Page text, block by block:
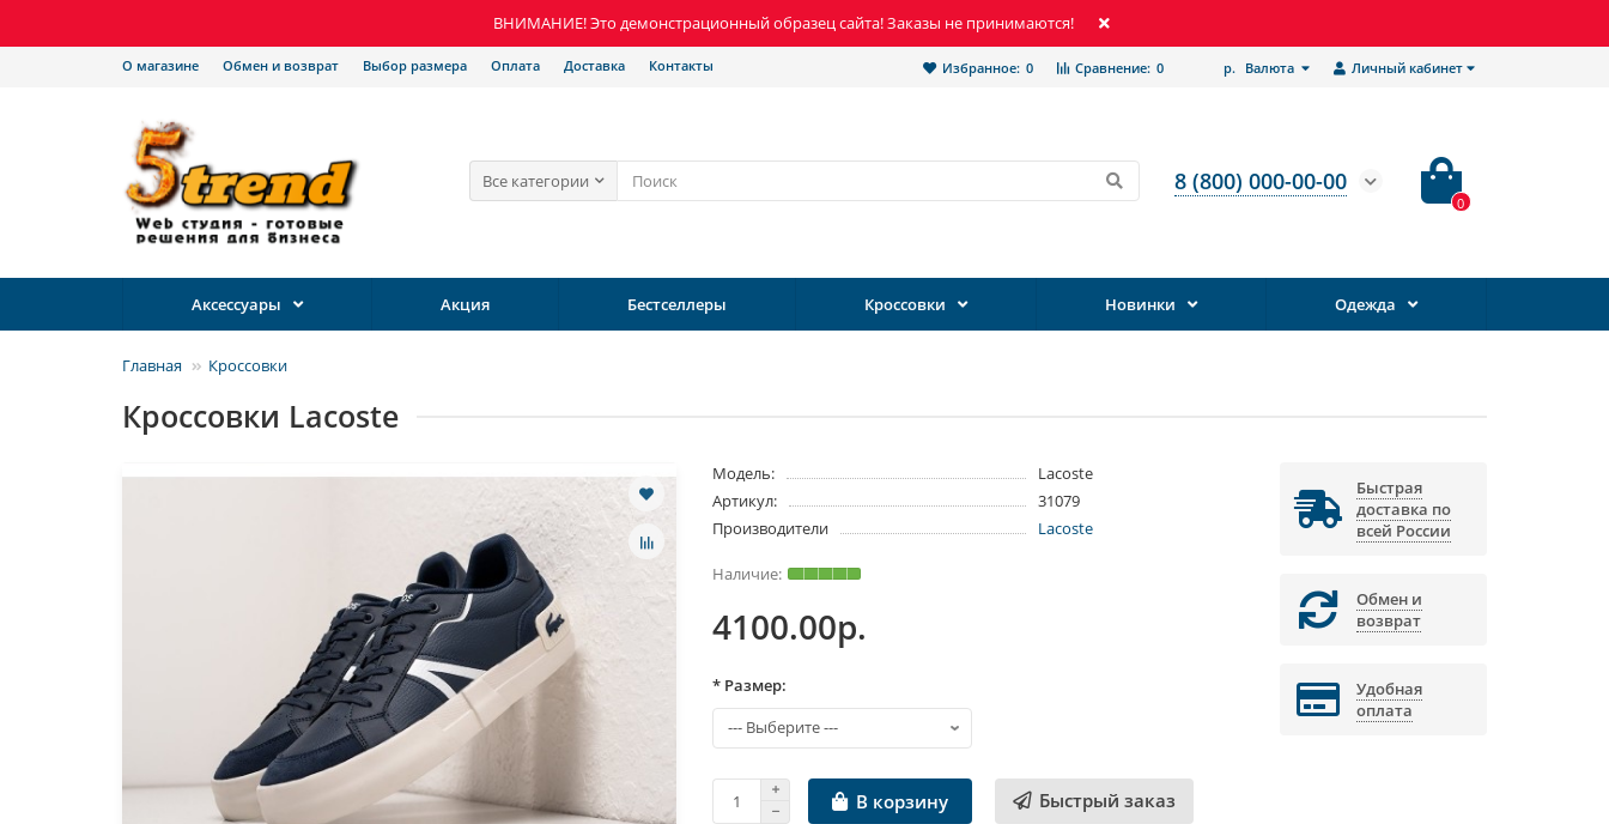
ВНИМАНИЕ! Это демонстрационный образец сайта! Заказы не принимаются!
Личный кабинет
р. Валюта
Сравнение: 0
Избранное: 0
О магазине Обмен и возврат Выбор размера Оплата Доставка Контакты
Все категории 8 (800) 000-00-00
0
Аксессуары Акция Бестселлеры Кроссовки Новинки Одежда
Главная Кроссовки
Кроссовки Lacoste
Модель:
Lacoste
Артикул:
31079
Производители
Lacoste
4100.00р.
* Размер:
В корзину Быстрый заказ
Быстрая
доставка по
всей России
Обмен и
возврат
Удобная
оплата